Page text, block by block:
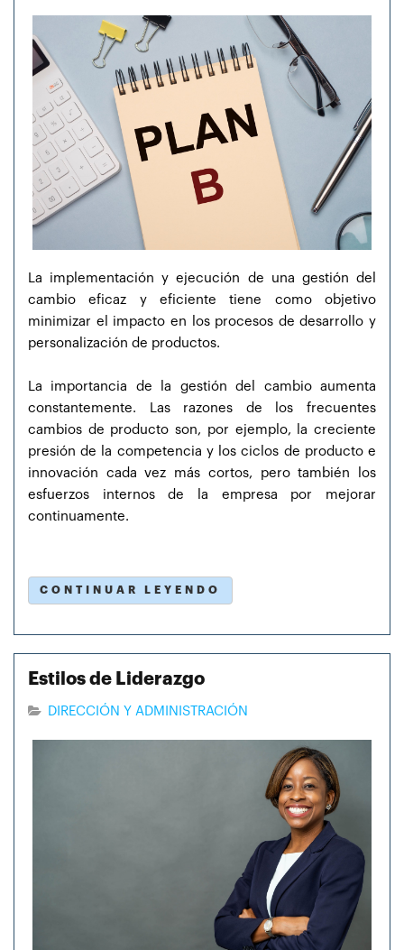
La implementación y ejecución de una gestión del
cambio eficaz y eficiente tiene como objetivo
minimizar el impacto en los procesos de desarrollo y
personalización de productos.
La importancia de la gestión del cambio aumenta
constantemente. Las razones de los frecuentes
cambios de producto son, por ejemplo, la creciente
presión de la competencia y los ciclos de producto e
innovación cada vez más cortos, pero también los
esfuerzos internos de la empresa por mejorar
continuamente.
CONTINUAR LEYENDO
Estilos de Liderazgo
DIRECCIÓN Y ADMINISTRACIÓN